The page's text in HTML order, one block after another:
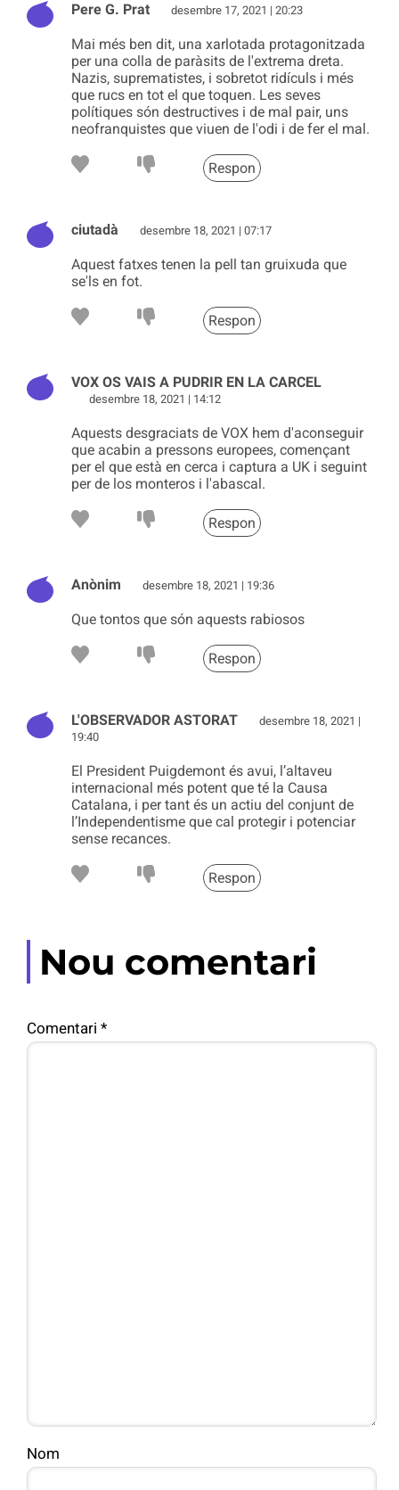
Pere G. Prat desembre 17, 2021 | 20:23
Mai més ben dit, una xarlotada protagonitzada
per una colla de paràsits de l'extrema dreta.
Nazis, suprematistes, i sobretot ridículs i més
que rucs en tot el que toquen. Les seves
polítiques són destructives i de mal pair, uns
neofranquistes que viuen de l'odi i de fer el mal.
Respon
ciutadà desembre 18, 2021 | 07:17
Aquest fatxes tenen la pell tan gruixuda que
se'ls en fot.
Respon
VOX OS VAIS A PUDRIR EN LA CARCEL
desembre 18, 2021 | 14:12
Aquests desgraciats de VOX hem d'aconseguir
que acabin a pressons europees, començant
per el que està en cerca i captura a UK i seguint
per de los monteros i l'abascal.
Respon
Anònim desembre 18, 2021 | 19:36
Que tontos que són aquests rabiosos
Respon
L'OBSERVADOR ASTORAT
desembre 18, 2021 |
19:40
El President Puigdemont és avui, l’altaveu
internacional més potent que té la Causa
Catalana, i per tant és un actiu del conjunt de
l’Independentisme que cal protegir i potenciar
sense recances.
Respon
Nou comentari
Comentari *
Nom